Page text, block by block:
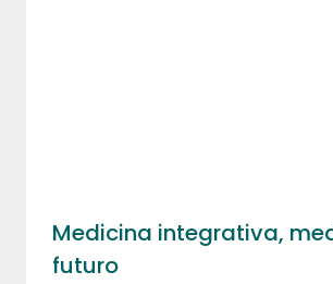
Medicina integrativa,
futuro